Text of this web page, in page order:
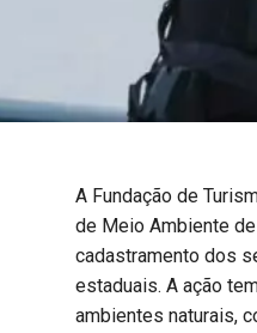
A Fundação de
de Meio Ambiente
cadastramento dos
estaduais. A ação
ambientes naturais,